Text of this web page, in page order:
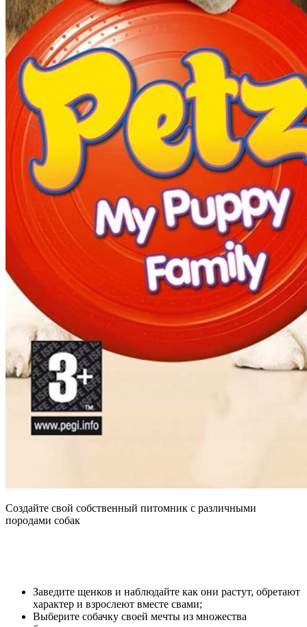
Создайте свой собственный питомник с различными
породами собак
Заведите щенков и наблюдайте как они растут, обретают
характер и взрослеют вместе свами;
Выберите собачку своей мечты из множества